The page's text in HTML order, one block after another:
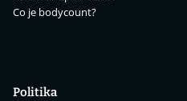
Co je bodycount?
Politika